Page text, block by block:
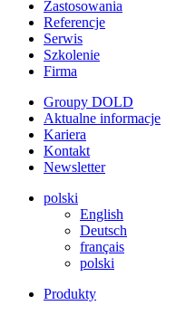
Zastosowania
Referencje
Serwis
Szkolenie
Firma
Groupy DOLD
Aktualne informacje
Kariera
Kontakt
Newsletter
polski
English
Deutsch
français
polski
Produkty